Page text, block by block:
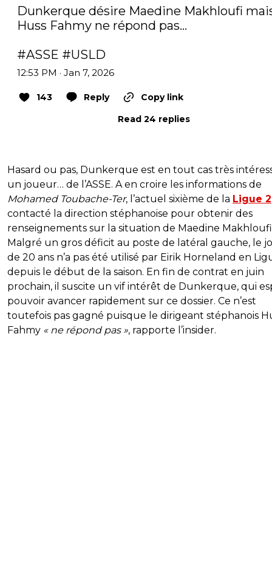
Dunkerque désire Maedine Makhloufi
Huss Fahmy ne répond pas…
#ASSE #USLD
12:53 PM · Jan 7, 2026
143 Reply
Copy link
Read 24 replies
Hasard ou pas, Dunkerque est en tout cas très
un joueur… de l’ASSE. A en croire les informations de
Mohamed Toubache-Ter, l’actuel sixième de la Ligue 2
contacté la direction stéphanoise pour obtenir des
renseignements sur la situation de Maedine
Malgré un gros déficit au poste de latéral gauche, le
de 20 ans n’a pas été utilisé par Eirik Horneland en
depuis le début de la saison. En fin de contrat en juin
prochain, il suscite un vif intérêt de Dunkerque, qui
pouvoir avancer rapidement sur ce dossier. Ce n’est
toutefois pas gagné puisque le dirigeant stéphanois
Fahmy « ne répond pas », rapporte l’insider.